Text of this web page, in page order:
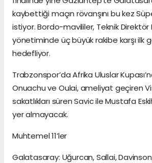
kaybettiği maçın rövanşını bu kez
istiyor. Bordo-mavililer, Teknik Direktör
yönetiminde üç büyük rakibe karşı ilk
hedefliyor.
Trabzonspor’da Afrika Uluslar
Onuachu ve Oulai, ameliyat geçiren
sakatlıkları süren Savic ile Mustafa
yer almayacak.
Muhtemel 11’ler
Galatasaray: Uğurcan, Sallai,